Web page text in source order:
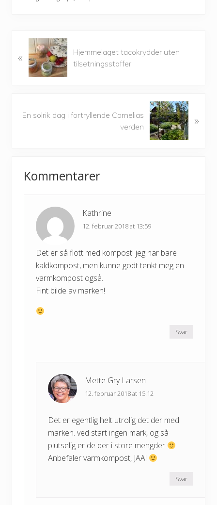
r
u
«
Hjemmelaget tacokrydder uten
tilsetningsstoffer
eEn solrik dag i fortryllende Cornelias
verden
»
Interactions
Kommentarer
Kathrine
12. februar 2018 at 13:59
Det er så flott med kompost! jeg har bare
kaldkompost, men kunne godt tenkt meg en
varmkompost også.
Fint bilde av marken!
Svar
Mette Gry Larsen
12. februar 2018 at 15:12
Det er egentlig helt utrolig det der med
marken. ved start ingen mark, og så
plutselig er de der i store mengder
Anbefaler varmkompost, JAA!
Svar